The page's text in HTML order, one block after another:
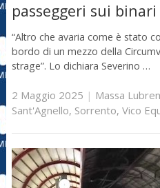
passeggeri sui binari
“Altro che avaria come è stato
bordo di un mezzo della
strage”. Lo dichiara Severino …
2 Maggio 2025 | Massa
Sant'Agnello, Sorrento, Vico